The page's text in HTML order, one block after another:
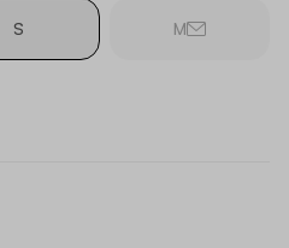
S M